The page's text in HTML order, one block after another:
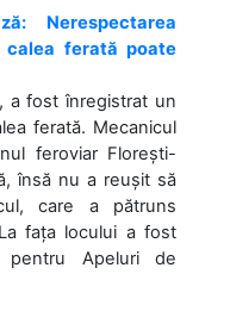
Nerespectarea
ferată poate
a fost înregistrat un
ferată. Mecanicul
feroviar Florești-
însă nu a reușit să
care a pătruns
fața locului a fost
pentru Apeluri de